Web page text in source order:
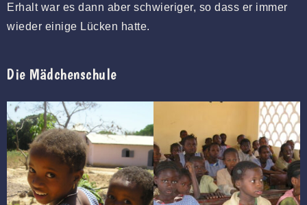
Erhalt war es dann aber schwieriger, so dass er immer
wieder einige Lücken hatte.
Die Mädchenschule